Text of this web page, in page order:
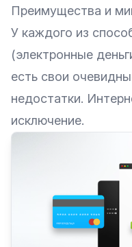
Преимущества и
У каждого из
(электронные
есть свои
недостатки.
исключение.